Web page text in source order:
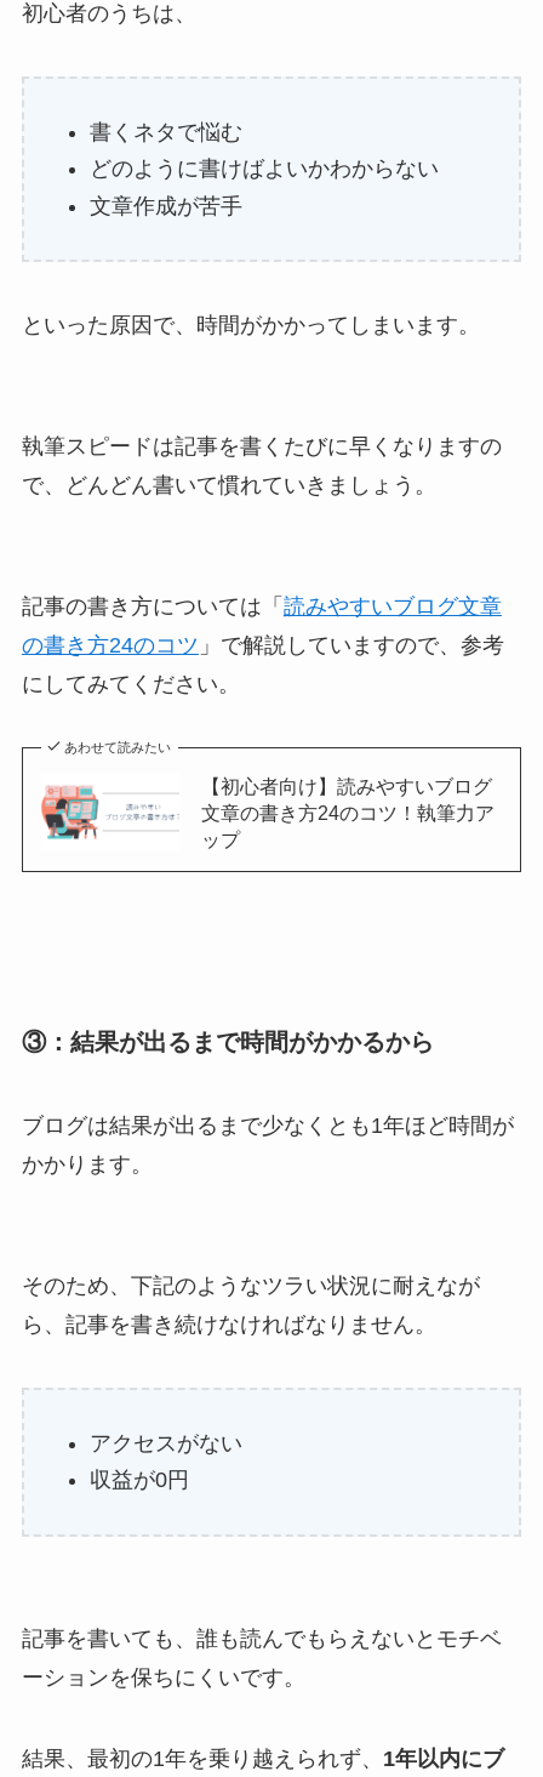
初心者のうちは、
書くネタで悩む
どのように書けばよいかわからない
文章作成が苦手
といった原因で、時間がかかってしまいます。
執筆スピードは記事を書くたびに早くなりますの
で、どんどん書いて慣れていきましょう。
記事の書き方については「 読みやすいブログ文章
の書き方24のコツ 」で解説していますので、参考
にしてみてください。
あわせて読みたい
【初心者向け】読みやすいブログ
文章の書き方24のコツ！執筆力ア
ップ
③：結果が出るまで時間がかかるから
ブログは結果が出るまで少なくとも1年ほど時間が
かかります。
そのため、下記のようなツラい状況に耐えなが
ら、記事を書き続けなければなりません。
アクセスがない
収益が0円
記事を書いても、誰も読んでもらえないとモチベ
ーションを保ちにくいです。
結果、最初の1年を乗り越えられず、 1年以内にブ